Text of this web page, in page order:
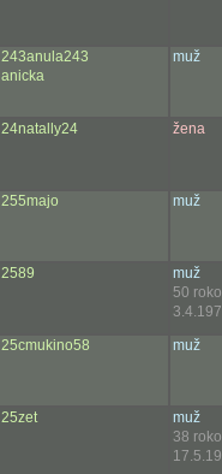
243anula243
anicka
muž
24natally24 žena
255majo muž
2589
muž
50
25cmukino58
muž
25zet
muž
38